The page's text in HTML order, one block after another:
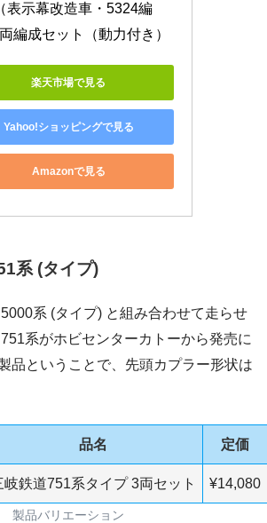
表示幕改造車・5324編
編成セット（動力付き）
楽天市場で見る
Yahoo!ショッピングで見る
Amazonで見る
系 (タイプ)
系 (タイプ) と組み合わせて走らせ
系がホビセンターカトーから発売に
品ということで、先頭カプラー形状は
品名 定価
岐鉄道751系タイプ 3両セット ¥14,080
製品バリエーション